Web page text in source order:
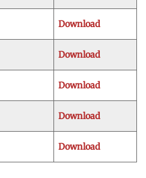
Download
Download
Download
Download
Download